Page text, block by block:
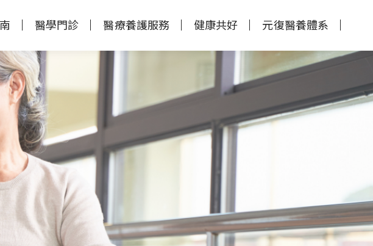
醫學門診 醫療養護服務 健康共好 元復醫養體系